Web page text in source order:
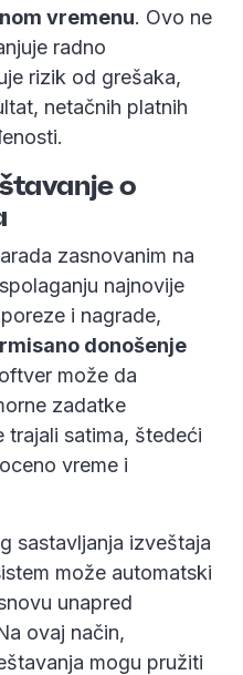
vremenu. Ovo ne
radno
rizik od grešaka,
netačnih platnih
o
zasnovanim na
najnovije
i nagrade,
donošenje
može da
zadatke
trajali satima, štedeći
vreme i
sastavljanja izveštaja
može automatski
unapred
ovaj način,
mogu pružiti